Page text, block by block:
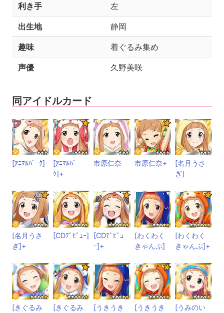
利き手 左
出生地 静岡
趣味 着ぐるみ集め
声優 久野美咲
同アイドルカード
[ｱﾆﾏﾙﾊﾟｰｸ]
[ｱﾆﾏﾙﾊﾟｰ
ｸ]+
市原仁奈 市原仁奈+
[名月うさ
ぎ]
[名月うさ
ぎ]+
[CDﾃﾞﾋﾞｭｰ]
[CDﾃﾞﾋﾞｭ
ｰ]+
[わくわく
きゃんぷ]
[わくわく
きゃんぷ]+
[きぐるみ
[きぐるみ
[うきうき
[うきうき
[うみのい